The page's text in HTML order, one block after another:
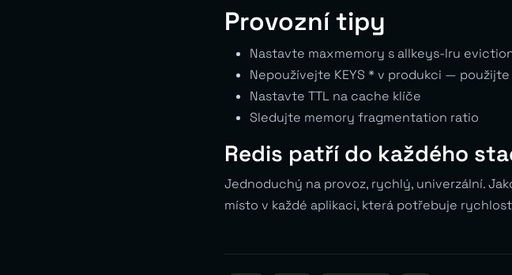
Provozní tipy
Nastavte maxmemory s allkeys-lru
Nepoužívejte KEYS * v produkci — použijte
Nastavte TTL na cache klíče
Sledujte memory fragmentation ratio
Redis patří do každého
Jednoduchý na provoz, rychlý, univerzální.
místo v každé aplikaci, která potřebuje